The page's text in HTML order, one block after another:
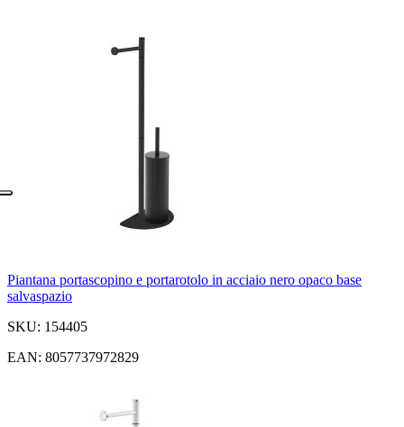
Piantana portascopino e portarotolo in acciaio nero opaco base
salvaspazio
SKU: 154405
EAN: 8057737972829